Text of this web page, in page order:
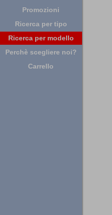
Promozioni
Ricerca per tipo
Ricerca per modello
Perchè scegliere noi?
Carrello